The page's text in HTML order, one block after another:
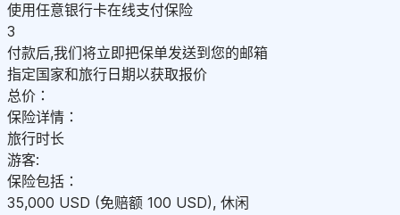
使用任意银行卡在线支付保险
3
付款后,我们将立即把保单发送到您的邮箱
指定国家和旅行日期以获取报价
总价：
保险详情：
旅行时长
游客:
保险包括：
35,000 USD (免赔额 100 USD), 休闲